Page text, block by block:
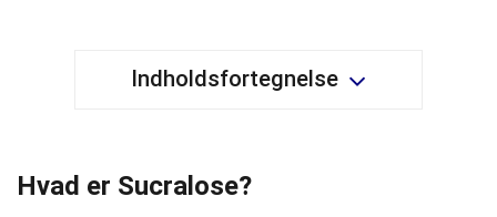
Indholdsfortegnelse
Hvad er Sucralose?